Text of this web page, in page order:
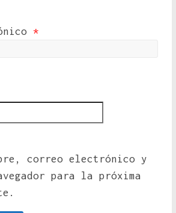
*
correo electrónico y
para la próxima